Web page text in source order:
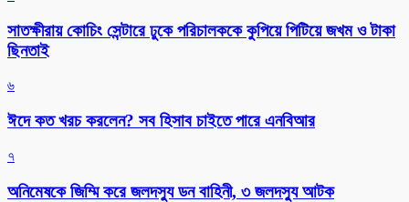
সাতক্ষীরায় কোচিং সেন্টারে ঢুকে পরিচালককে কুপিয়ে পিটিয়ে জখম ও টাকা
ছিনতাই
৬
ঈদে কত খরচ করলেন? সব হিসাব চাইতে পারে এনবিআর
৭
অনিমেষকে জিম্মি করে জলদস্যু ডন বাহিনী, ৩ জলদস্যু আটক